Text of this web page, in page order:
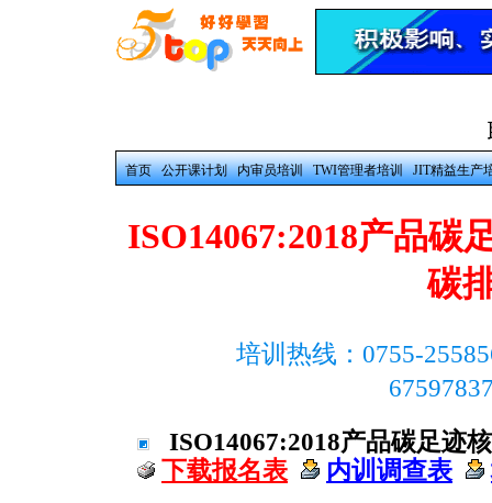
首页 公开课计划 内审员培训 TWI管理者培训 JIT精益生产
ISO14067:2018产品碳
碳
培训热线：0755-
ISO14067:2018产品碳足迹
下载报名表
内训调查表